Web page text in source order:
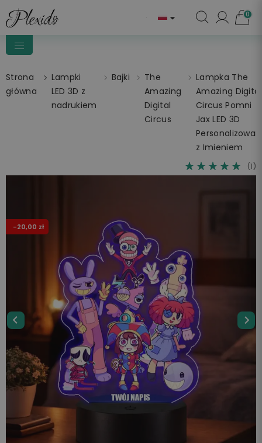
 0
Strona
główna
Lampki
LED 3D z
nadrukiem
Bajki
The
Amazing
Digital
Circus
Lampka The
Amazing Digital
Circus Pomni
Jax LED 3D
z Imieniem
☆☆☆☆☆
★★★★★ (1)
-20,00 zł